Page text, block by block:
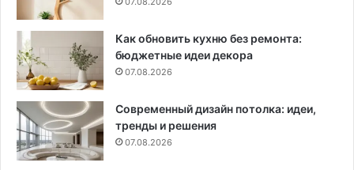
Как обновить кухню без ремонта:
бюджетные идеи декора
07.08.2026
Современный дизайн потолка: идеи,
тренды и решения
07.08.2026